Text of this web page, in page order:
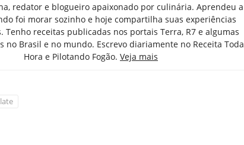
redator e blogueiro apaixonado por culinária. Aprendeu a
foi morar sozinho e hoje compartilha suas experiências
Tenho receitas publicadas nos portais Terra, R7 e algumas
no Brasil e no mundo. Escrevo diariamente no Receita Toda
Hora e Pilotando Fogão. Veja mais